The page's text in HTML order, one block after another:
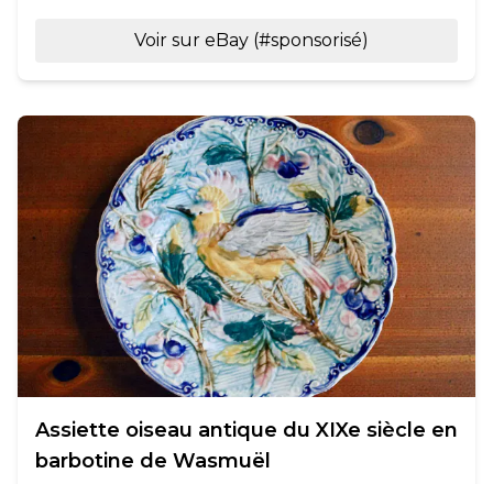
Voir sur eBay (#sponsorisé)
Assiette oiseau antique du XIXe siècle en
barbotine de Wasmuël